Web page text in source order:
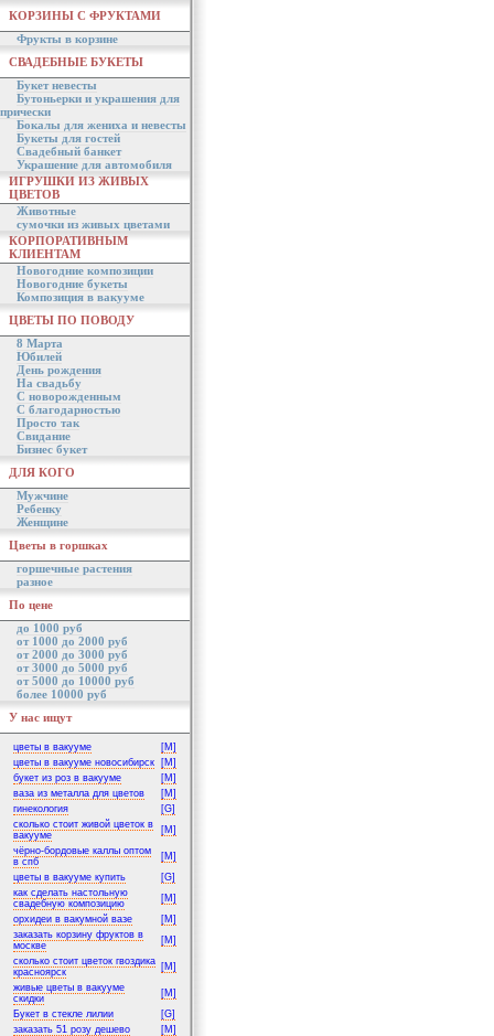
КОРЗИНЫ С ФРУКТАМИ
Фрукты в корзине
СВАДЕБНЫЕ БУКЕТЫ
Букет невесты
Бутоньерки и украшения для
прически
Бокалы для жениха и невесты
Букеты для гостей
Свадебный банкет
Украшение для автомобиля
ИГРУШКИ ИЗ ЖИВЫХ
ЦВЕТОВ
Животные
сумочки из живых цветами
КОРПОРАТИВНЫМ
КЛИЕНТАМ
Новогодние композиции
Новогодние букеты
Композиция в вакууме
ЦВЕТЫ ПО ПОВОДУ
8 Марта
Юбилей
День рождения
На свадьбу
С новорожденным
С благодарностью
Просто так
Свидание
Бизнес букет
ДЛЯ КОГО
Мужчине
Ребенку
Женщине
Цветы в горшках
горшечные растения
разное
По цене
до 1000 руб
от 1000 до 2000 руб
от 2000 до 3000 руб
от 3000 до 5000 руб
от 5000 до 10000 руб
более 10000 руб
У нас ищут
цветы в вакууме
[M]
цветы в вакууме новосибирск
[M]
букет из роз в вакууме
[M]
ваза из металла для цветов
[M]
гинекология
[G]
сколько стоит живой цветок в
вакууме
[M]
чёрно-бордовые каллы оптом
в спб
[M]
цветы в вакууме купить
[G]
как сделать настольную
свадебную композицию
[M]
орхидеи в вакумной вазе
[M]
заказать корзину фруктов в
москве
[M]
сколько стоит цветок гвоздика
красноярск
[M]
живые цветы в вакууме
скидки
[M]
Букет в стекле лилии
[G]
заказать 51 розу дешево
[M]